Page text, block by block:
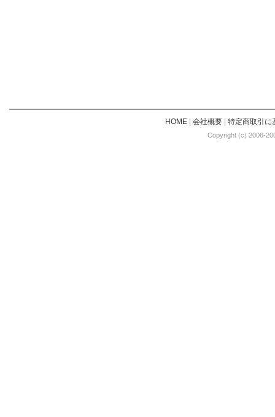
HOME| 会社概要| 特定商取引に
Copyright (c) 2006-